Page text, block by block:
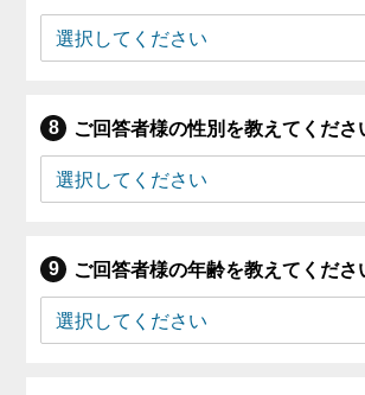
ご回答者様の性別を教えてくださ
ご回答者様の年齢を教えてくださ